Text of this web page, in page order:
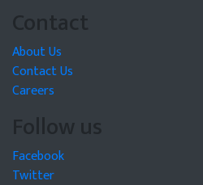
Contact
About Us
Contact Us
Careers
Follow us
Facebook
Twitter